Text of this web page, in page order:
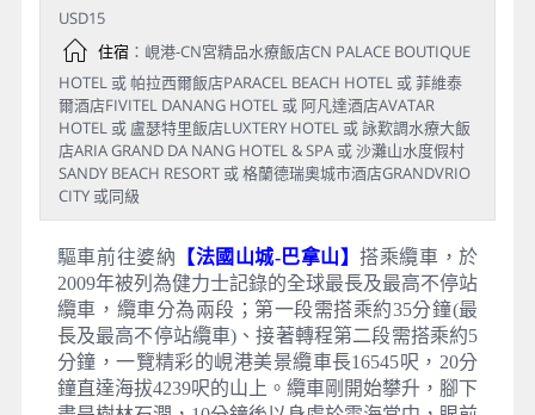
USD15
住宿：峴港-CN宮精品水療飯店CN PALACE BOUTIQUE
HOTEL 或 帕拉西爾飯店PARACEL BEACH HOTEL 或 菲維泰
爾酒店FIVITEL DANANG HOTEL 或 阿凡達酒店AVATAR
HOTEL 或 盧瑟特里飯店LUXTERY HOTEL 或 詠歎調水療大飯
店ARIA GRAND DA NANG HOTEL & SPA 或 沙灘山水度假村
SANDY BEACH RESORT 或 格蘭德瑞奧城市酒店GRANDVRIO
CITY 或同級
驅車前往婆納 【法國山城-巴拿山】搭乘纜車，於
2009年被列為健力士記錄的全球最長及最高不停站
纜車，纜車分為兩段；第一段需搭乘約35分鐘(最
長及最高不停站纜車)、接著轉程第二段需搭乘約5
分鐘，一覽精彩的峴港美景纜車長16545呎，20分
鐘直達海拔4239呎的山上。纜車剛開始攀升，腳下